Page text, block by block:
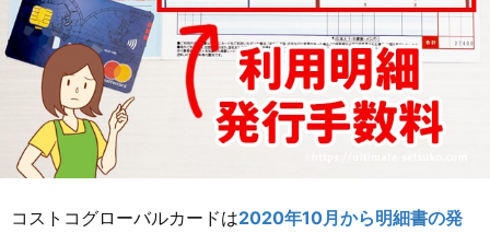
コストコグローバルカードは2020年10月から明細書の発